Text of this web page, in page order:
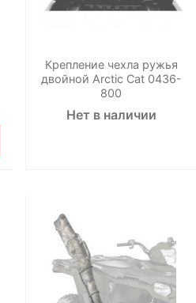
Крепление чехла ружья
двойной Arctic Cat 0436-
800
Нет в наличии